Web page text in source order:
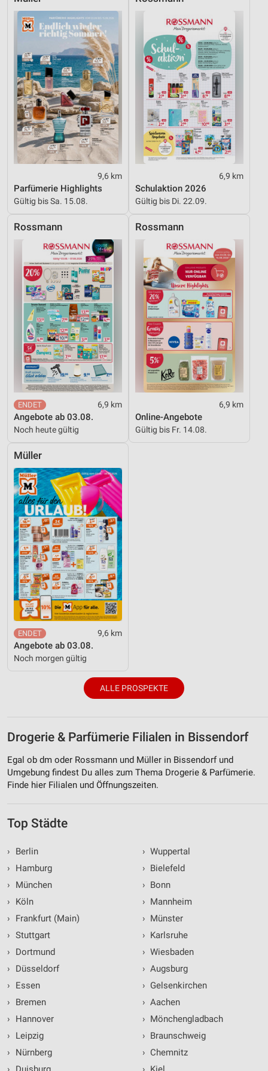
9,6 km
Parfümerie Highlights
Gültig bis Sa. 15.08.
6,9 km
Schulaktion 2026
Gültig bis Di. 22.09.
Rossmann
6,9 km
Angebote ab 03.08.
Noch heute gültig
Rossmann
6,9 km
Online-Angebote
Gültig bis Fr. 14.08.
Müller
9,6 km
Angebote ab 03.08.
Noch morgen gültig
ALLE PROSPEKTE
Drogerie & Parfümerie Filialen in Bissendorf
Egal ob dm oder Rossmann und Müller in Bissendorf und
Umgebung findest Du alles zum Thema Drogerie & Parfümerie.
Finde hier Filialen und Öffnungszeiten.
Top Städte
›
Berlin
›
Hamburg
›
München
›
Köln
›
Frankfurt (Main)
› Stuttgart
›
Dortmund
›
Düsseldorf
›
Essen
›
Bremen
›
Hannover
›
Leipzig
›
Nürnberg
› Wuppertal
› Bielefeld
› Bonn
› Mannheim
› Münster
› Karlsruhe
› Wiesbaden
› Augsburg
› Gelsenkirchen
› Aachen
› Mönchengladbach
› Braunschweig
› Chemnitz
Werbung